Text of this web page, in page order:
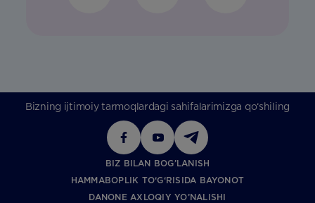
Bizning ijtimoiy tarmoqlardagi sahifalarimizga qo‘shiling
BIZ BILAN BOG’LANISH
HAMMABOPLIK TO‘G‘RISIDA BAYONOT
DANONE AXLOQIY YO’NALISHI